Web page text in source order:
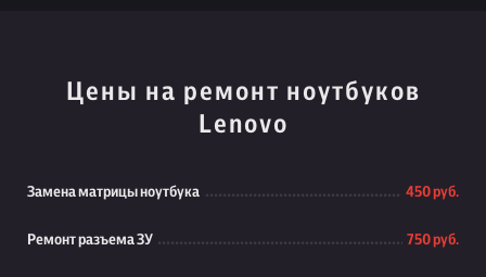
Цены на ремонт ноутбуков
Lenovo
Замена матрицы ноутбука 450 руб.
Ремонт разъема ЗУ 750 руб.